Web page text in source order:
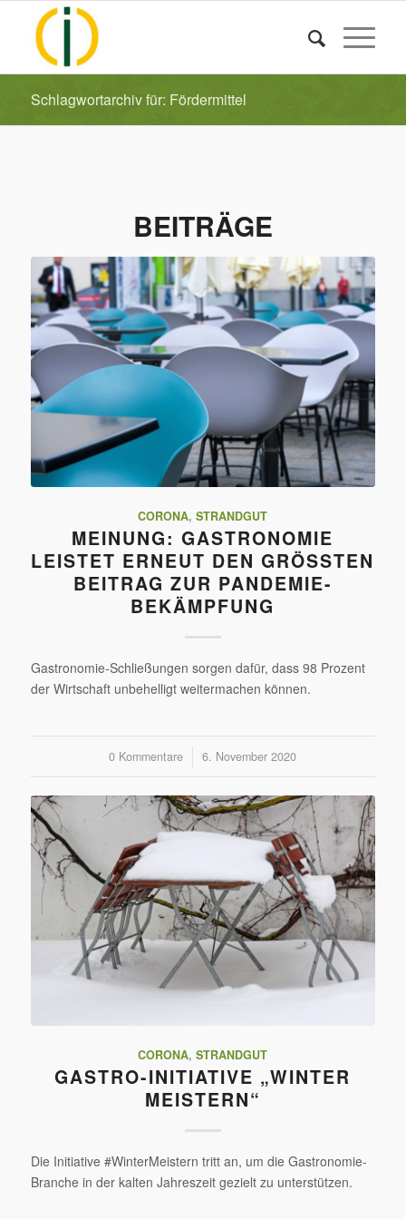
Schlagwortarchiv für: Fördermittel
BEITRÄGE
CORONA,STRANDGUT
MEINUNG: GASTRONOMIE
LEISTET ERNEUT DEN GRÖSSTEN B
EITRAG ZUR PANDEMIE-B
EKÄMPFUNG
Gastronomie-Schließungen sorgen dafür, dass 98 Prozent
der Wirtschaft unbehelligt weitermachen können.
0 Kommentare
/ 6. November 2020
CORONA,STRANDGUT
GASTRO-INITIATIVE „WINTER
MEISTERN“
Die Initiative #WinterMeistern tritt an, um die Gastronomie-
Branche in der kalten Jahreszeit gezielt zu unterstützen.